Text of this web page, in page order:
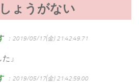
ょうがない
：2019/05/17(金) 21:42:49.71
」
：2019/05/17(金) 21:42:59.00